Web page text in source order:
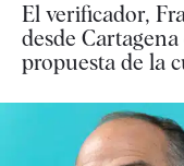
El verificador,
desde
propuesta de la